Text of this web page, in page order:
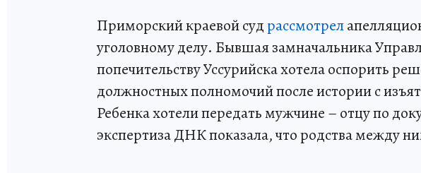
Приморский краевой судрассмотрел
уголовному делу. Бывшая замначальника
попечительству Уссурийска хотела оспорить
должностных полномочий после истории с
Ребенка хотели передать мужчине – отцу по
экспертиза ДНК показала, что родства между